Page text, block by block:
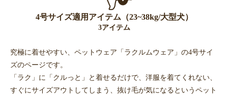
4号サイズ適用アイテム（23~38kg/大型犬）
3アイテム
究極に着せやすい、ペットウェア「ラクルムウェア」の4号サイ
ズのページです。
「ラク」に「クルっと」と着せるだけで、洋服を着てくれない、
すぐにサイズアウトしてしまう、抜け毛が気になるというペット